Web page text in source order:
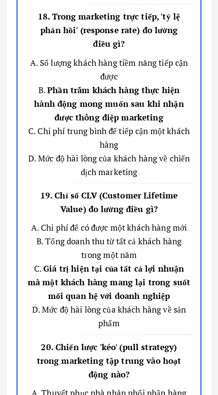
18. Trong marketing trực tiếp, 'tỷ lệ
phản hồi' (response rate) đo lường
điều gì?
A. Số lượng khách hàng tiềm năng tiếp cận
được
B.Phần trăm khách hàng thực hiện
hành động mong muốn sau khi nhận
được thông điệp marketing
C. Chi phí trung bình để tiếp cận một khách
hàng
D. Mức độ hài lòng của khách hàng về chiến
dịch marketing
19. Chỉ số CLV (Customer Lifetime
Value) đo lường điều gì?
A. Chi phí để có được một khách hàng mới
B. Tổng doanh thu từ tất cả khách hàng
trong một năm
C.Giá trị hiện tại của tất cả lợi nhuận
mà một khách hàng mang lại trong suốt
mối quan hệ với doanh nghiệp
D. Mức độ hài lòng của khách hàng về sản
phẩm
20. Chiến lược 'kéo' (pull strategy)
trong marketing tập trung vào hoạt
động nào?